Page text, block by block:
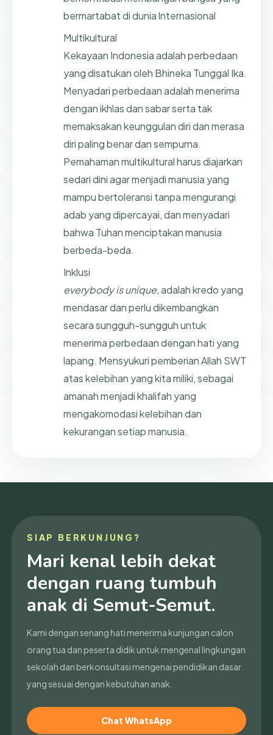
bermartabat di dunia lnternasional
Multikultural
Kekayaan Indonesia adalah perbedaan
yang disatukan oleh Bhineka Tunggal Ika.
Menyadari perbedaan adalah menerima
dengan ikhlas dan sabar serta tak
memaksakan keunggulan diri dan merasa
diri paling benar dan sempurna.
Pemahaman multikultural harus diajarkan
sedari dini agar menjadi manusia yang
mampu bertoleransi tanpa mengurangi
adab yang dipercayai, dan menyadari
bahwa Tuhan menciptakan manusia
berbeda-beda.
Inklusi
everybody is unique,adalah kredo yang
mendasar dan perlu dikembangkan
secara sungguh-sungguh untuk
menerima perbedaan dengan hati yang
lapang. Mensyukuri pemberian Allah SWT
atas kelebihan yang kita miliki, sebagai
amanah menjadi khalifah yang
mengakomodasi kelebihan dan
kekurangan setiap manusia.
SIAP BERKUNJUNG?
Mari kenal lebih dekat
dengan ruang tumbuh
anak di Semut-Semut.
Kami dengan senang hati menerima kunjungan calon
orang tua dan peserta didik untuk mengenal lingkungan
sekolah dan berkonsultasi mengenai pendidikan dasar
yang sesuai dengan kebutuhan anak.
Chat WhatsApp